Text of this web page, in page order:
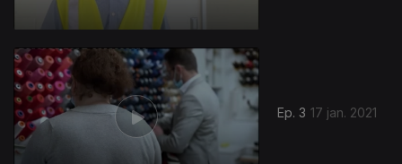
Ep. 3 17 jan. 2021